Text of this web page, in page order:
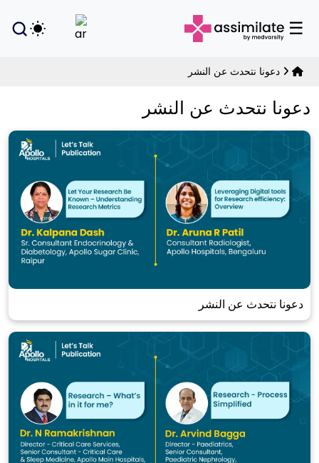
☰ تبديل
دعونا نتحدث عن النشر
دعونا نتحدث عن النشر
دعونا نتحدث عن النشر